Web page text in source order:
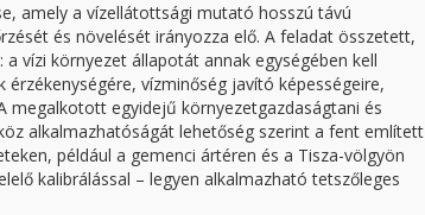
amely a vízellátottsági mutató hosszú távú
és növelését irányozza elő. A feladat összetett,
vízi környezet állapotát annak egységében kell
vízminőség javító képességeire,
megalkotott egyidejű környezetgazdaságtani és
alkalmazhatóságát lehetőség szerint a fent említett
például a gemenci ártéren és a Tisza-völgyön
kalibrálással – legyen alkalmazható tetszőleges